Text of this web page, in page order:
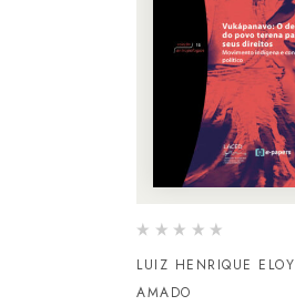
LUIZ HENRIQUE ELOY
AMADO